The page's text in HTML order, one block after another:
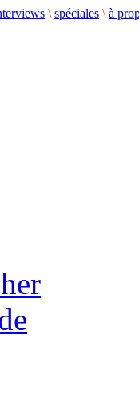
\ spéciales \ à